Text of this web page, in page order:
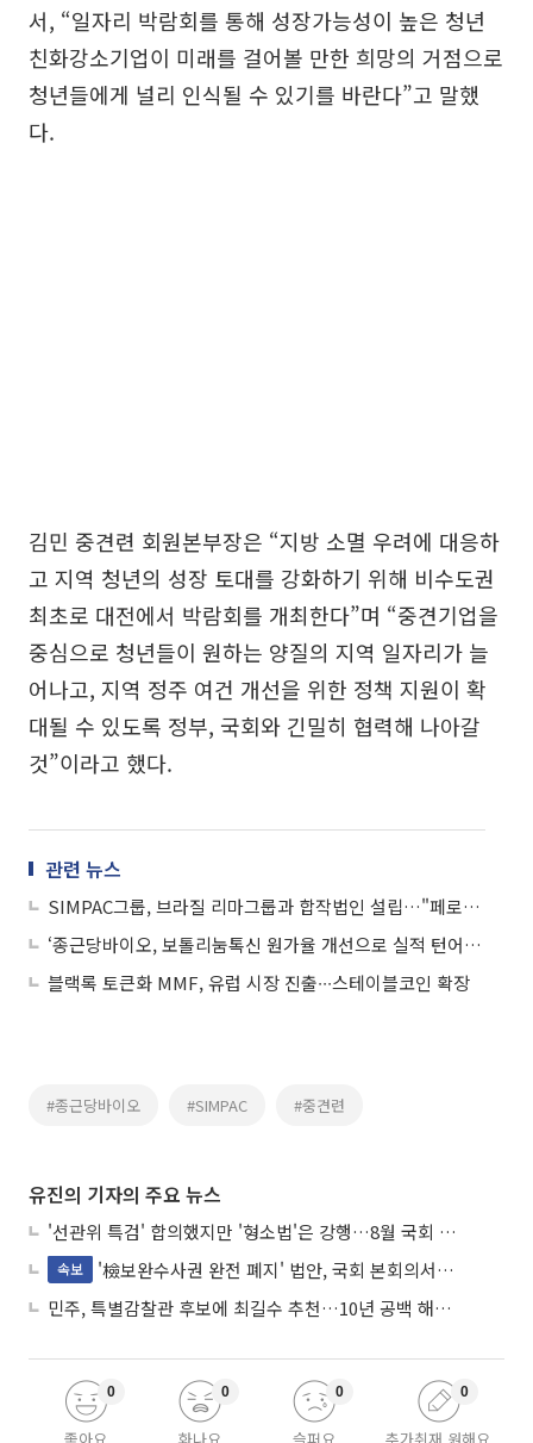
서, “일자리 박람회를 통해 성장가능성이 높은 청년
친화강소기업이 미래를 걸어볼 만한 희망의 거점으로
청년들에게 널리 인식될 수 있기를 바란다”고 말했
다.
김민 중견련 회원본부장은 “지방 소멸 우려에 대응하
고 지역 청년의 성장 토대를 강화하기 위해 비수도권
최초로 대전에서 박람회를 개최한다”며 “중견기업을
중심으로 청년들이 원하는 양질의 지역 일자리가 늘
어나고, 지역 정주 여건 개선을 위한 정책 지원이 확
대될 수 있도록 정부, 국회와 긴밀히 협력해 나아갈
것”이라고 했다.
관련 뉴스
SIMPAC그룹, 브라질 리마그룹과 합작법인 설립…"페로실리콘 공동생산"
‘종근당바이오, 보톨리눔톡신 원가율 개선으로 실적 턴어라운드 가속화’
블랙록 토큰화 MMF, 유럽 시장 진출∙∙∙스테이블코인 확장
#종근당바이오 #SIMPAC #중견련
유진의 기자의 주요 뉴스
'선관위 특검' 합의했지만 '형소법'은 강행…8월 국회 '입법 2차전' 예고
속보
'檢보완수사권 완전 폐지' 법안, 국회 본회의서 민주당 주도 통과
민주, 특별감찰관 후보에 최길수 추천…10년 공백 해소 속도
좋아요
0
화나요
0
슬퍼요
0
추가취재 원해요
0